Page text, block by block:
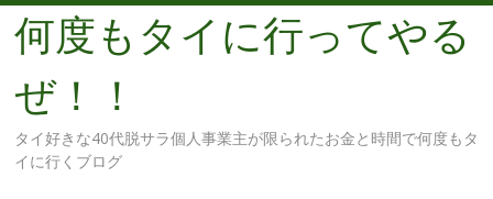
何度もタイに行ってやる
ぜ！！
タイ好きな40代脱サラ個人事業主が限られたお金と時間で何度もタ
イに行くブログ